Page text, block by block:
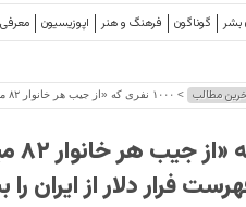
اپوزیسیون فرهنگ و هنر گوناگون بشر
مطالب > ۱۰۰۰ نفری که «از جیب هر خانوار ٨٢ میلیون برداشتند»؛ صدرنشین فهرست فرار دلار از ایران را بشناسید
فرار دلار از ایران